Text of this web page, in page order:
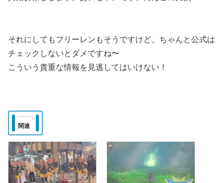
それにしてもフリーレンもそうですけど、ちゃんと公式は
チェックしないとダメですね〜
こういう貴重な情報を見逃してはいけない！
関連